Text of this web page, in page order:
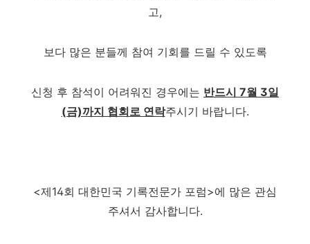
고,
보다 많은 분들께 참여 기회를 드릴 수 있도록
신청 후 참석이 어려워진 경우에는 반드시 7월 3일
(금)까지 협회로 연락주시기 바랍니다.
<제14회 대한민국 기록전문가 포럼>에 많은 관심
주셔서 감사합니다.